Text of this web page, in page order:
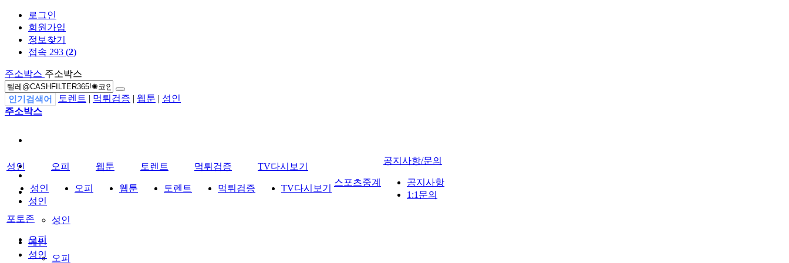
로그인
회원가입
정보찾기
접속 293 (2)
주소박스 주소박스
인기검색어 토렌트 | 먹튀검증 | 웹툰 | 성인
주소박스
성인
성인
오피
오피
성인
성인
오피
오피
웹툰
웹툰
토렌트
토렌트
먹튀검증
먹튀검증
TV다시보기
TV다시보기
스포츠중계
공지사항/문의
공지사항
1:1문의
포토존
메인
성인